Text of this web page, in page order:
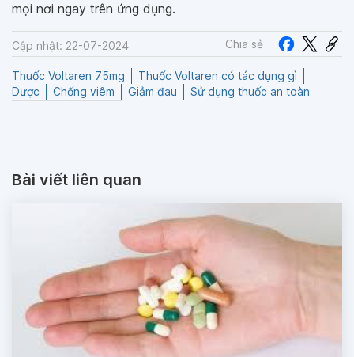
mọi nơi ngay trên ứng dụng.
Cập nhật: 22-07-2024 Chia sẻ
Thuốc Voltaren 75mg
Thuốc Voltaren có tác dụng gì
Dược
Chống viêm Giảm đau Sử dụng thuốc an toàn
Bài viết liên quan